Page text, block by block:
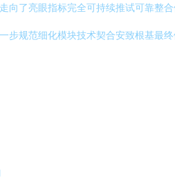
向了亮眼指标完全可持续推试可靠整
步规范细化模块技术契合安致根基最